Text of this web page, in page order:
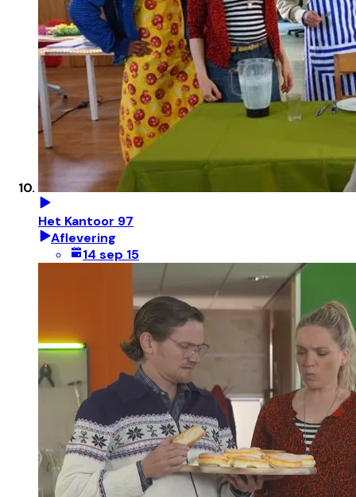
Het Kantoor 97
Aflevering
14 sep 15